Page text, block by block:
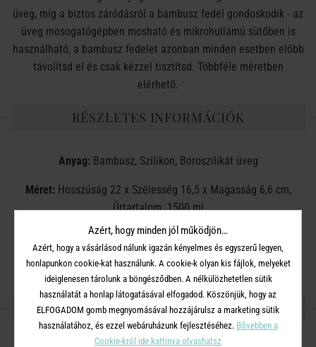
üveg, míg a biztos záródásról a bambusz fedél gondoskodik - az
üveg mosogatógépben mosható és mikrohullámú sütőben is
használható, a bambusz fedelet azonban minden esetben előbb
távolítsd el és csak kézzel tisztítsd. Többféle méretben
elérhető.
RÉSZLETES INFORMÁCIÓK
Anyag: Bambusz, Szilikon, Boroszilikát üveg
Méret: Hosszúság 22 x Szélesség 16,5 x Magasság 6,6 cm,
Űrtartalom: 1500 ml
Mosogatógépben a tároló mosható, a bambusz fedél nem.
Mikrohullámú sütőben nem használható.
OSZD MEG MÁSOKKAL!
Azért, hogy minden jól működjön…
Azért, hogy a vásárlásod nálunk igazán kényelmes és egyszerű legyen,
honlapunkon cookie-kat használunk. A cookie-k olyan kis fájlok, melyeket
ideiglenesen tárolunk a böngésződben. A nélkülözhetetlen sütik
használatát a honlap látogatásával elfogadod. Köszönjük, hogy az
ELFOGADOM gomb megnyomásával hozzájárulsz a marketing sütik
használatához, és ezzel webáruházunk fejlesztéséhez. Bővebben a
Cookie-król ide kattinva olvashatsz